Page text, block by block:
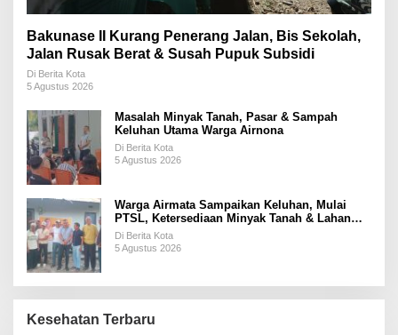
Bakunase II Kurang Penerang Jalan, Bis Sekolah,
Jalan Rusak Berat & Susah Pupuk Subsidi
Di Berita Kota
5 Agustus 2026
Masalah Minyak Tanah, Pasar & Sampah
Keluhan Utama Warga Airnona
Di Berita Kota
5 Agustus 2026
Warga Airmata Sampaikan Keluhan, Mulai
PTSL, Ketersediaan Minyak Tanah & Lahan
Pemakaman
Di Berita Kota
5 Agustus 2026
Kesehatan Terbaru